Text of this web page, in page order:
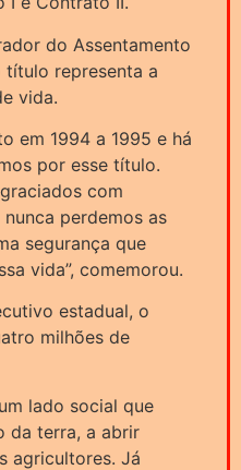
do Assentamento
representa a
vida.
em 1994 a 1995 e há
por esse título.
com
perdemos as
segurança que
vida”, comemorou.
estadual, o
milhões de
lado social que
da terra, a abrir
agricultores. Já